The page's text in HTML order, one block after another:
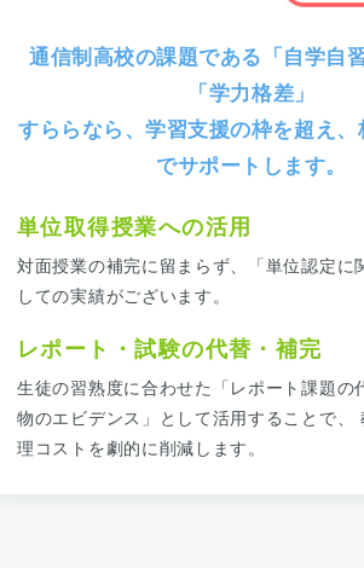
通信制高校の課題である「自学自
「学力格差」
すららなら、学習支援の枠を超え、
でサポートします。
単位取得授業への活用
対面授業の補完に留まらず、「単位認定に
しての実績がございます。
レポート・試験の代替・補完
生徒の習熟度に合わせた「レポート課題の
物のエビデンス」として活用することで、
理コストを劇的に削減します。